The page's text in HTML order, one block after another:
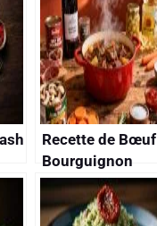
Recette de Bœuf
Bourguignon
Simple et
Savoureux